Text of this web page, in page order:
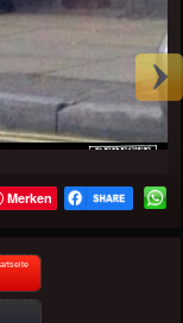
Merken